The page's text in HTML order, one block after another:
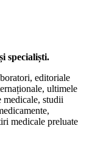
specialiști.
editoriale
ultimele
medicale, studii
medicale preluate